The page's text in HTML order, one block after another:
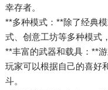
幸存者。
**多种模式：**除了经典
式、创意工坊等多种模式
**丰富的武器和载具：**
玩家可以根据自己的喜好
斗。